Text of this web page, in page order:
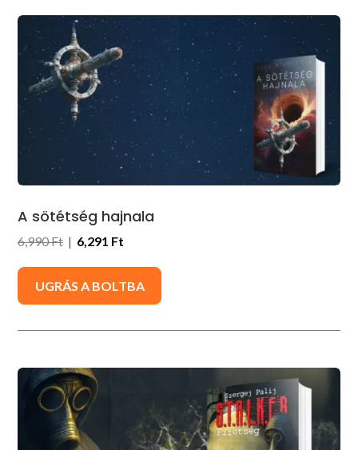
A sötétség hajnala
6,990 Ft| 6,291 Ft
UGRÁS A BOLTBA